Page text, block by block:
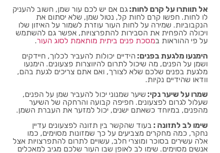
אל תוותרו על קרם לחות: גם אם יש לכם עור שמן, חשוב להעניק
לו לחות. חפשו קרם לחות קל, נטול שמן, שלא יסתום את
הנקבוביות. שמירה על לחות העור עוזרת לשמור על האיזון שלו
ויכולה להפחית את הסבירות להתפרצויות, אפשר גם להשתמש
על פי ההוראות במסכת פנים ביתית מותאמת לסוג העור.
הימנעו מלגעת בפנים: הידיים יכולות להעביר לכלוך, חיידקים
ושמן על הפנים, מה שיכול לתרום להיווצרות פצעונים. הימנעו
מלגעת בפנים שלכם שלא לצורך, ואם אתם צריכים לגעת בהם,
וודאו שהידיים נקיות.
שמרו על שיער נקי: שיער שמנוני יכול להעביר שמן על הפנים,
שעלול לגרום לפצעונים. חפיפה קבועה והרחקה של השיער
מהפנים, במיוחד כשאתם ישנים, יכול למזער את העברת השמן.
שימו לב לתזונה : בעוד שהקשר בין תזונה לפצעונים עדיין
נחקר, כמה מחקרים מצביעים על כך שמזונות מסוימים, כמו
אלה עשירים בסוכר ומוצרי חלב, עשויים לתרום להתפרצויות אצל
אנשים מסוימים. שימו לב לאופן שבו העור שלכם מגיב למאכלים